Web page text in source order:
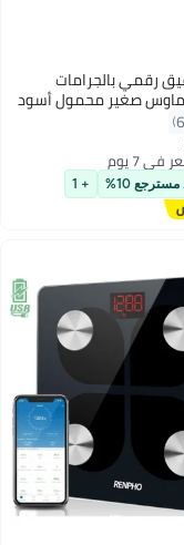
رقمي بالجرامات
صغير محمول أسود
7 يوم
7 يوم
10%
+ 1